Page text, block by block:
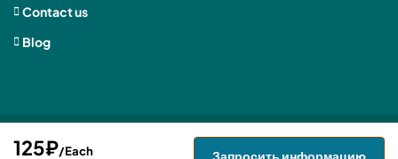
125₽/Each Запросить информацию
Contact us
Blog
Регион 123 — все права защищены — дизайн и разработка